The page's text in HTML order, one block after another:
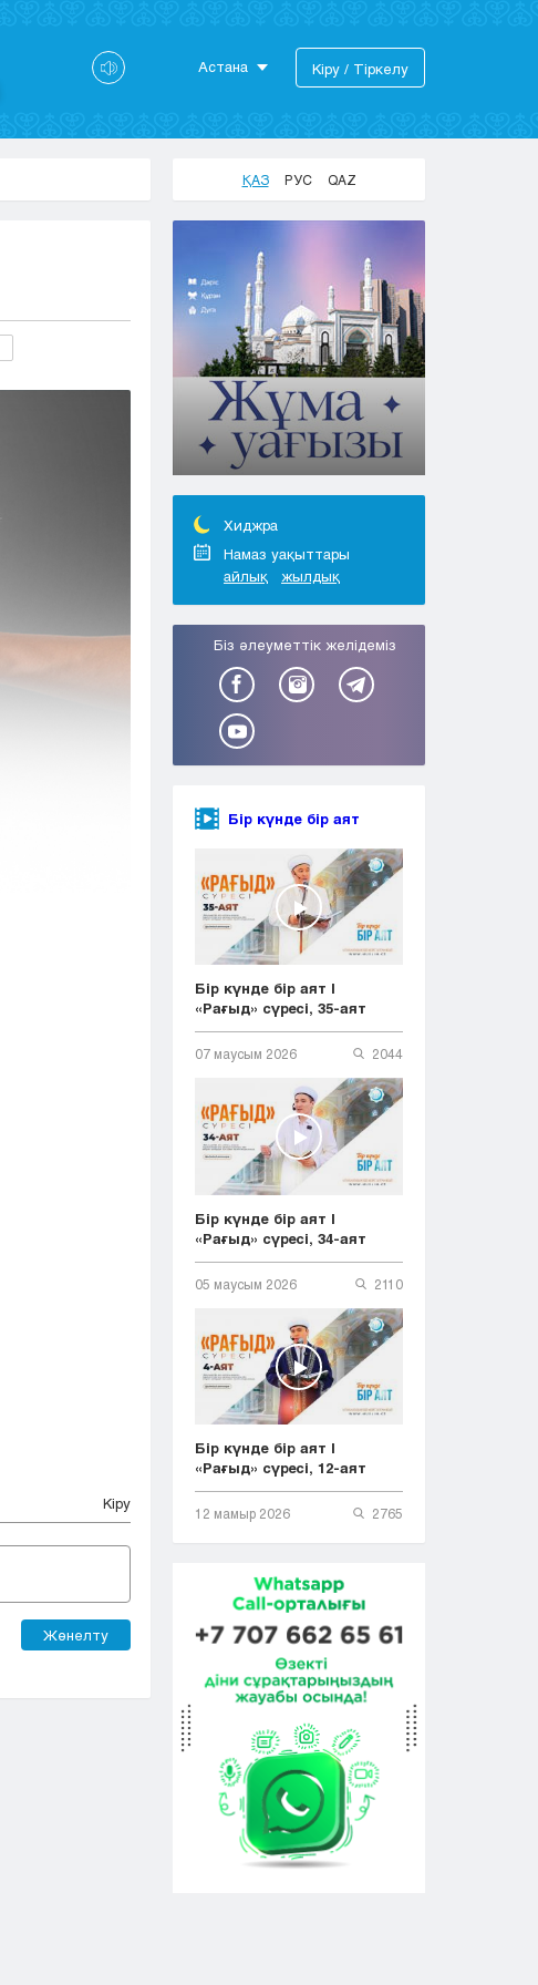
Астана
Актобе
Караганда
Кокшетау
Костанай
Кызылорда
Павлодар
Петропавловск
Семей
Талдыкорган
Тараз
Туркестан
Уральск
Усть-Каменогорск
Шымкент
Кіру / Тіркелу
ҚАЗ РУС QAZ
Кіру
Жөнелту
Хиджра
Намаз уақыттары
айлық
жылдық
Біз әлеуметтік желідеміз
Бір күнде бір аят
Бір күнде бір аят |
«Рағыд» сүресі, 35-аят
07 маусым 2026 2044
Бір күнде бір аят |
«Рағыд» сүресі, 34-аят
05 маусым 2026 2110
Бір күнде бір аят |
«Рағыд» сүресі, 12-аят
12 мамыр 2026 2765